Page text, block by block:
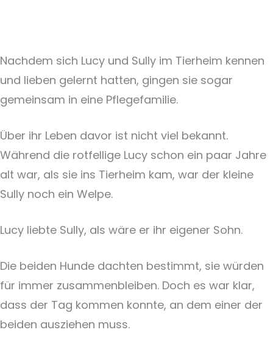
Nachdem sich Lucy und Sully im Tierheim kennen
und lieben gelernt hatten, gingen sie sogar
gemeinsam in eine Pflegefamilie.
Über ihr Leben davor ist nicht viel bekannt.
Während die rotfellige Lucy schon ein paar Jahre
alt war, als sie ins Tierheim kam, war der kleine
Sully noch ein Welpe.
Lucy liebte Sully, als wäre er ihr eigener Sohn.
Die beiden Hunde dachten bestimmt, sie würden
für immer zusammenbleiben. Doch es war klar,
dass der Tag kommen konnte, an dem einer der
beiden ausziehen muss.